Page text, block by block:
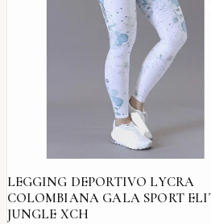
LEGGING DEPORTIVO LYCRA
COLOMBIANA GALA SPORT
JUNGLE XCH